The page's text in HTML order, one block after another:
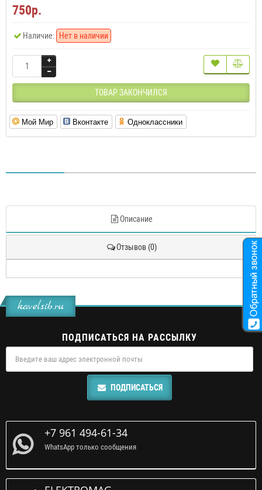
750р.
Наличие: Нет в наличии
ТОВАР ЗАКОНЧИЛСЯ
Мой Мир Вконтакте Одноклассники
Описание
Отзывов (0)
kavelsib.ru
ПОДПИСАТЬСЯ НА РАССЫЛКУ
ПОДПИСАТЬСЯ
+7 961 494-61-34
WhatsApp только сообщения